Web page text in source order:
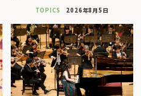
TOPICS 2026年8月5日